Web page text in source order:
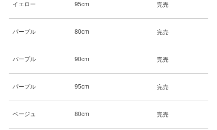
イエロー 95cm 完売
パープル 80cm 完売
パープル 90cm 完売
パープル 95cm 完売
ベージュ 80cm 完売